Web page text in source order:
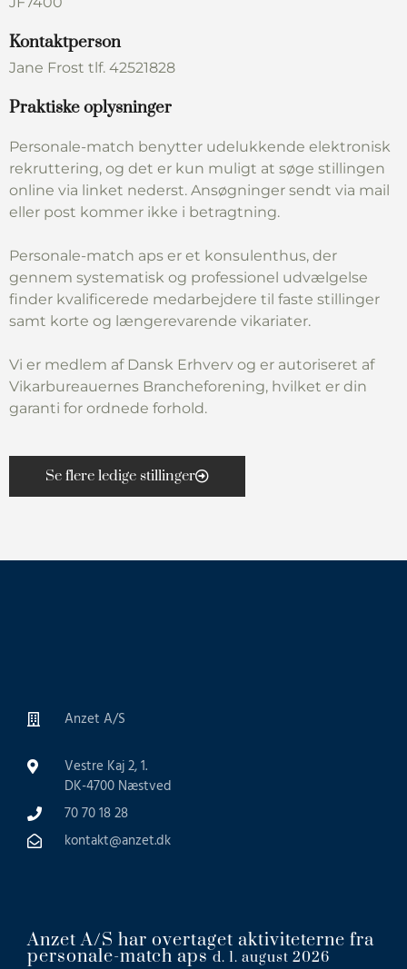
Kontaktperson
Jane Frost tlf. 42521828
Praktiske oplysninger
Personale-match benytter udelukkende elektronisk
rekruttering, og det er kun muligt at søge stillingen
online via linket nederst. Ansøgninger sendt via mail
eller post kommer ikke i betragtning.
Personale-match aps er et konsulenthus, der
gennem systematisk og professionel udvælgelse
finder kvalificerede medarbejdere til faste stillinger
samt korte og længerevarende vikariater.
Vi er medlem af Dansk Erhverv og er autoriseret af
Vikarbureauernes Brancheforening, hvilket er din
garanti for ordnede forhold.
Se flere ledige stillinger
Anzet A/S
Vestre Kaj 2, 1.
DK-4700 Næstved
70 70 18 28
kontakt@anzet.dk
Anzet A/S har overtaget aktiviteterne fra
personale-match apsd. 1. august 2026